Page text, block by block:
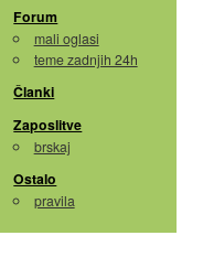
Forum
mali oglasi
teme zadnjih 24h
Članki
Zaposlitve
brskaj
Ostalo
pravila